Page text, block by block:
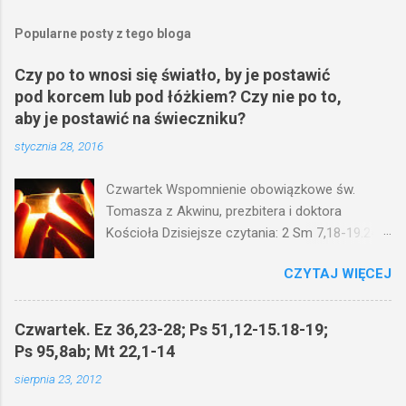
e
i
j
k
o
m
n
t
a
r
z
Popularne posty z tego bloga
Czy po to wnosi się światło, by je postawić
pod korcem lub pod łóżkiem? Czy nie po to,
aby je postawić na świeczniku?
stycznia 28, 2016
Czwartek Wspomnienie obowiązkowe św.
Tomasza z Akwinu, prezbitera i doktora
Kościoła Dzisiejsze czytania: 2 Sm 7,18-19.24-
(Mk 4,21-25) Jezus mówił ludowi: Czy po to
wnosi się światło, by je postawić pod korcem
na świeczniku? Nie ma bowiem nic ukrytego, co
by nie miało wyjść na jaw. Kto ma uszy do
CZYTAJ WIĘCEJ
Czwartek. Ez 36,23-28; Ps 51,12-15.18-19;
Ps 95,8ab; Mt 22,1-14
sierpnia 23, 2012